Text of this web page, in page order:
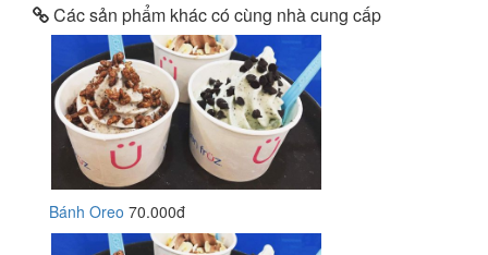
Các sản phẩm khác có cùng nhà cung cấp
Bánh Oreo 70.000đ